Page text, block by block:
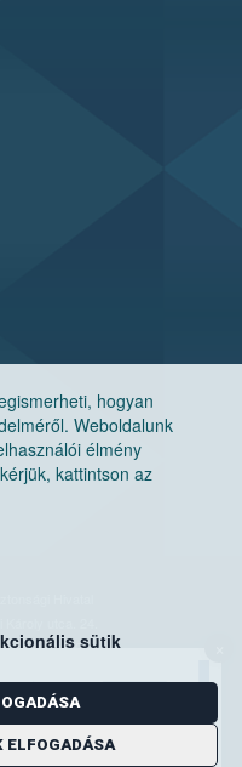
hogyan
Weboldalunk
élmény
kattintson az
sütik
Hivatal
Pf. 30.
244
9000